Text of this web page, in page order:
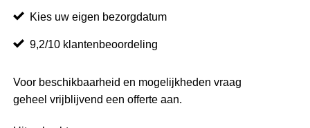
Kies uw eigen bezorgdatum
9,2/10 klantenbeoordeling
Voor beschikbaarheid en mogelijkheden vraag
geheel vrijblijvend een offerte aan.